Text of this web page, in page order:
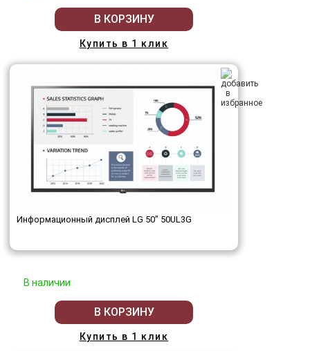
В КОРЗИНУ
Купить в 1 клик
Информационный дисплей LG 50" 50UL3G
В наличии
В КОРЗИНУ
Купить в 1 клик